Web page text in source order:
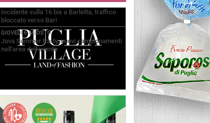
VENERDÌ 7 AGOSTO
Incidente sulla 16 bis a Barletta, traffico
bloccato verso Bari
GIOVEDÌ 6 AGOSTO
Jova Summer Party, nuovi campionamenti
nell'area dell'evento